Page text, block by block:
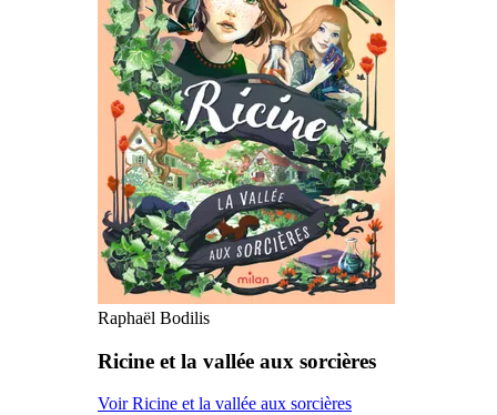
Raphaël Bodilis
Ricine et la vallée aux sorcières
Voir Ricine et la vallée aux sorcières